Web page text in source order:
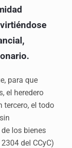
para que
el heredero
tercero, el todo
los bienes
del CCyC)